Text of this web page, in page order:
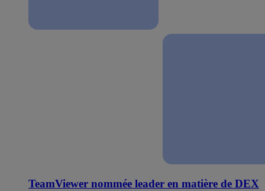
TeamViewer nommée leader en matière de DEX